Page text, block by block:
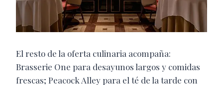
El resto de la oferta culinaria acompaña:
Brasserie One para desayunos largos y comidas
frescas; Peacock Alley para el té de la tarde con